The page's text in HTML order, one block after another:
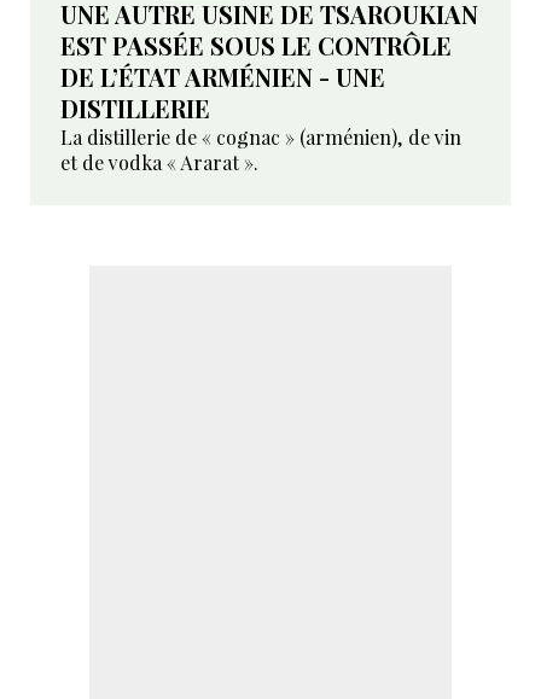
UNE AUTRE USINE DE TSAROUKIAN
EST PASSÉE SOUS LE CONTRÔLE
DE L’ÉTAT ARMÉNIEN - UNE
DISTILLERIE
La distillerie de « cognac » (arménien), de vin
et de vodka « Ararat ».